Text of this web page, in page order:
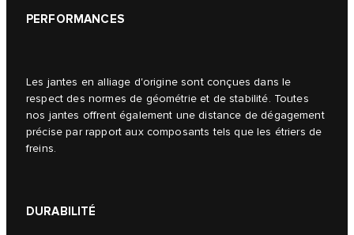
PERFORMANCES
Les jantes en alliage d'origine sont conçues dans le
respect des normes de géométrie et de stabilité. Toutes
nos jantes offrent également une distance de dégagement
précise par rapport aux composants tels que les étriers de
freins.
DURABILITÉ